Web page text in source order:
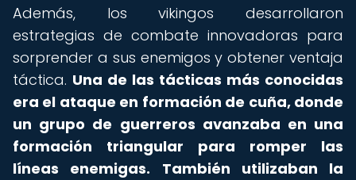
Además, los vikingos desarrollaron
estrategias de combate innovadoras para
sorprender a sus enemigos y obtener ventaja
táctica. Una de las tácticas más conocidas
era el ataque en formación de cuña, donde
un grupo de guerreros avanzaba en una
formación triangular para romper las
líneas enemigas.
También utilizaban la